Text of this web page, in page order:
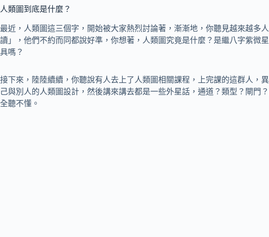
人類圖到底是什麼？
最近，人類圖這三個字，開始被大家熱烈討論著，漸漸地，你聽見越來越多
讀」，他們不約而同都說好準，你想著，人類圖究竟是什麼？是繼八字紫微
具嗎？
接下來，陸陸續續，你聽說有人去上了人類圖相關課程，上完課的這群人，
己與別人的人類圖設計，然後講來講去都是一些外星話，通道？類型？閘門
全聽不懂。